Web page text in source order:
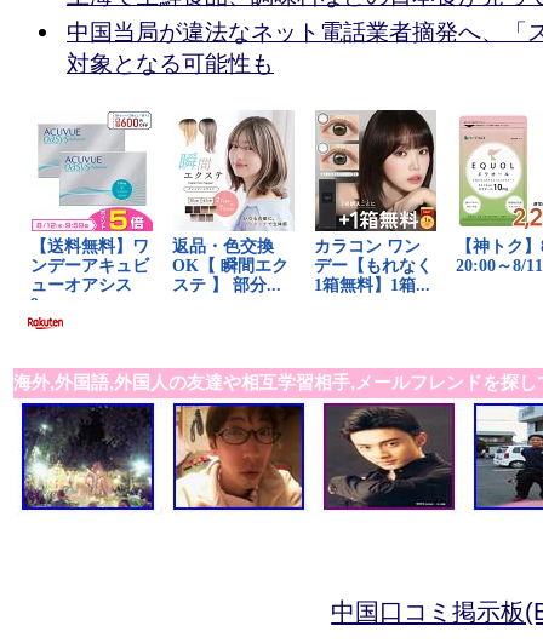
中国当局が違法なネット電話業者摘発へ、「
対象となる可能性も
海外,外国語,外国人の友達や相互学習相手,メールフレンドを探し
中国口コミ掲示板